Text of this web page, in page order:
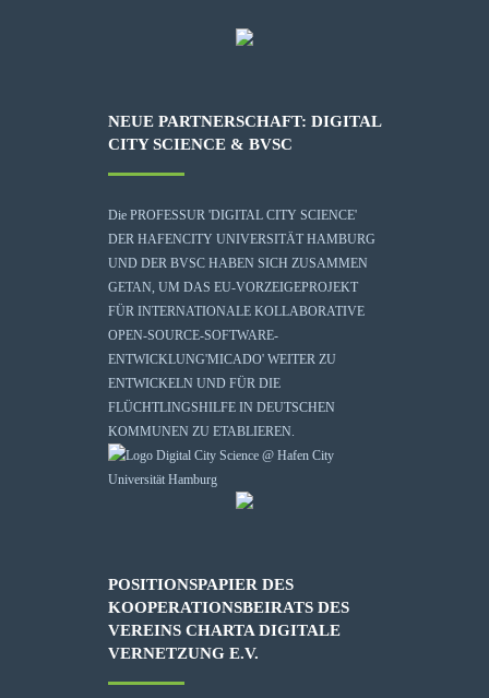
NEUE PARTNERSCHAFT: DIGITAL
CITY SCIENCE & BVSC
Die PROFESSUR 'DIGITAL CITY SCIENCE'
DER HAFENCITY UNIVERSITÄT HAMBURG
UND DER BVSC HABEN SICH ZUSAMMEN
GETAN, UM DAS EU-VORZEIGEPROJEKT
FÜR INTERNATIONALE KOLLABORATIVE
OPEN-SOURCE-SOFTWARE-
ENTWICKLUNG'MICADO' WEITER ZU
ENTWICKELN UND FÜR DIE
FLÜCHTLINGSHILFE IN DEUTSCHEN
KOMMUNEN ZU ETABLIEREN.
POSITIONSPAPIER DES
KOOPERATIONSBEIRATS DES
VEREINS CHARTA DIGITALE
VERNETZUNG E.V.